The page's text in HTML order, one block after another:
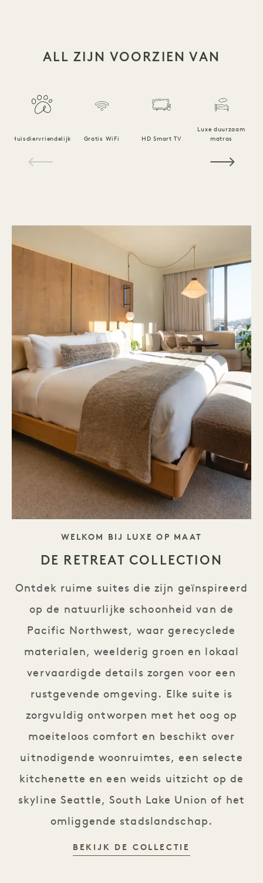
ALL ZIJN VOORZIEN VAN
Huisdiervriendelijk Gratis WiFi HD Smart TV
Luxe duurzaam
matras
TAGLINE
WELKOM BIJ LUXE OP MAAT
DE RETREAT COLLECTION
Ontdek ruime suites die zijn geïnspireerd
op de natuurlijke schoonheid van de
Pacific Northwest, waar gerecyclede
materialen, weelderig groen en lokaal
vervaardigde details zorgen voor een
rustgevende omgeving. Elke suite is
zorgvuldig ontworpen met het oog op
moeiteloos comfort en beschikt over
uitnodigende woonruimtes, een selecte
kitchenette en een weids uitzicht op de
skyline Seattle, South Lake Union of het
omliggende stadslandschap.
BEKIJK DE COLLECTIE